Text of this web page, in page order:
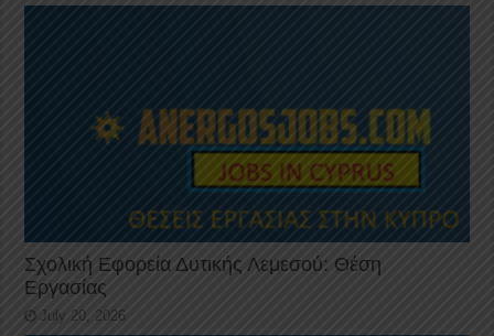
Σχολική Εφορεία Δυτικής Λεμεσού: Θέση
Εργασίας
July 20, 2026